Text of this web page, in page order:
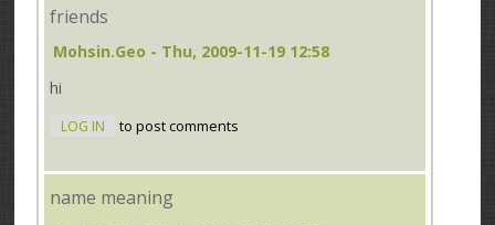
friends
Mohsin.geo - Thu, 2009-11-19 12:58
hi
LOG IN to post comments
name meaning